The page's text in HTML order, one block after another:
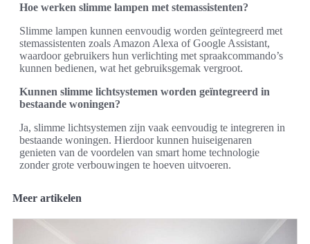
Hoe werken slimme lampen met stemassistenten?
Slimme lampen kunnen eenvoudig worden geïntegreerd met
stemassistenten zoals Amazon Alexa of Google Assistant,
waardoor gebruikers hun verlichting met spraakcommando’s
kunnen bedienen, wat het gebruiksgemak vergroot.
Kunnen slimme lichtsystemen worden geïntegreerd in
bestaande woningen?
Ja, slimme lichtsystemen zijn vaak eenvoudig te integreren in
bestaande woningen. Hierdoor kunnen huiseigenaren
genieten van de voordelen van smart home technologie
zonder grote verbouwingen te hoeven uitvoeren.
Meer artikelen